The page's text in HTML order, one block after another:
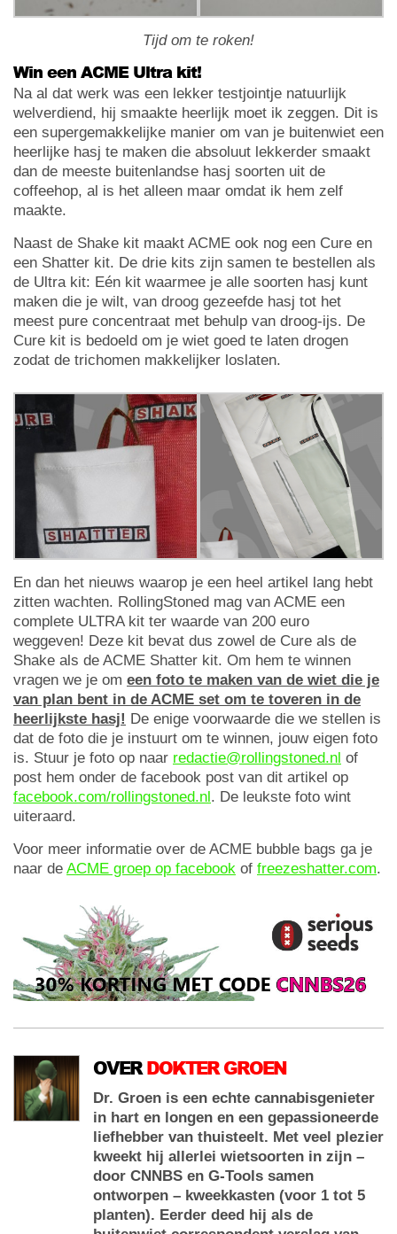
Tijd om te roken!
Win een ACME Ultra kit!
Na al dat werk was een lekker testjointje natuurlijk
welverdiend, hij smaakte heerlijk moet ik zeggen. Dit is
een supergemakkelijke manier om van je buitenwiet een
heerlijke hasj te maken die absoluut lekkerder smaakt
dan de meeste buitenlandse hasj soorten uit de
coffeehop, al is het alleen maar omdat ik hem zelf
maakte.
Naast de Shake kit maakt ACME ook nog een Cure en
een Shatter kit. De drie kits zijn samen te bestellen als
de Ultra kit: Eén kit waarmee je alle soorten hasj kunt
maken die je wilt, van droog gezeefde hasj tot het
meest pure concentraat met behulp van droog-ijs. De
Cure kit is bedoeld om je wiet goed te laten drogen
zodat de trichomen makkelijker loslaten.
En dan het nieuws waarop je een heel artikel lang hebt
zitten wachten. RollingStoned mag van ACME een
complete ULTRA kit ter waarde van 200 euro
weggeven! Deze kit bevat dus zowel de Cure als de
Shake als de ACME Shatter kit. Om hem te winnen
vragen we je om een foto te maken van de wiet die je
van plan bent in de ACME set om te toveren in de
heerlijkste hasj! De enige voorwaarde die we stellen is
dat de foto die je instuurt om te winnen, jouw eigen foto
is. Stuur je foto op naar redactie@rollingstoned.nl of
post hem onder de facebook post van dit artikel op
facebook.com/rollingstoned.nl. De leukste foto wint
uiteraard.
Voor meer informatie over de ACME bubble bags ga je
naar de ACME groep op facebook of freezeshatter.com.
OVERDOKTER GROEN
Dr. Groen is een echte cannabisgenieter
in hart en longen en een gepassioneerde
liefhebber van thuisteelt. Met veel plezier
kweekt hij allerlei wietsoorten in zijn –
door CNNBS en G-Tools samen
ontworpen – kweekkasten (voor 1 tot 5
planten). Eerder deed hij als de